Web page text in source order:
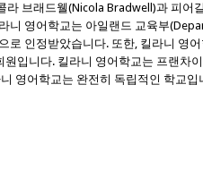
라 브래드웰(Nicola Bradwell)과 피어
니 영어학교는 아일랜드 교육부
로 인정받았습니다. 또한, 킬라니 영
입니다. 킬라니 영어학교는 프랜차
영어학교는 완전히 독립적인 학교입